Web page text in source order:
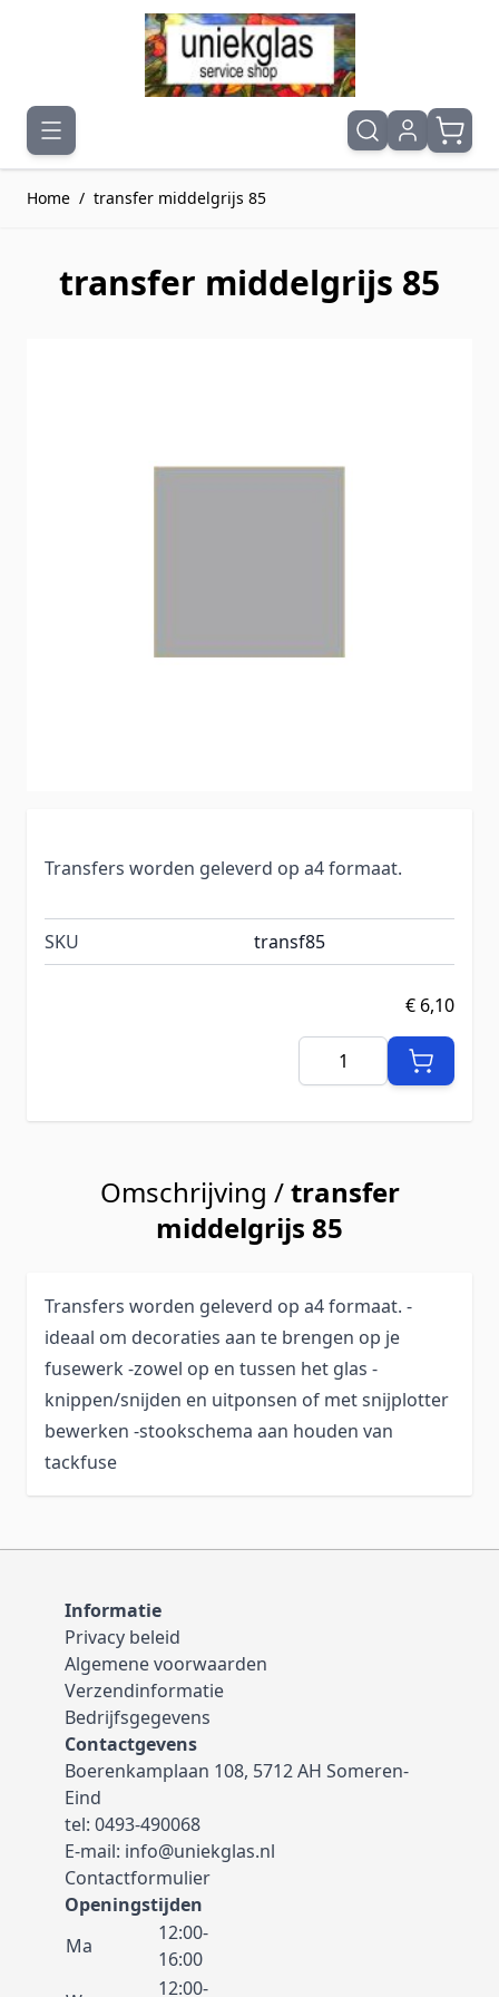
Ga naar de inhoud
Home / transfer middelgrijs 85
transfer middelgrijs 85
Transfers worden geleverd op a4 formaat.
SKU transf85
€ 6,10
Aantal
Omschrijving /transfer
middelgrijs 85
Transfers worden geleverd op a4 formaat. -
ideaal om decoraties aan te brengen op je
fusewerk -zowel op en tussen het glas -
knippen/snijden en uitponsen of met snijplotter
bewerken -stookschema aan houden van
tackfuse
Informatie
Privacy beleid
Algemene voorwaarden
Verzendinformatie
Bedrijfsgegevens
Contactgevens
Boerenkamplaan 108, 5712 AH Someren-
Eind
tel: 0493-490068
E-mail: info@uniekglas.nl
Contactformulier
Openingstijden
Ma
12:00-
16:00
12:00-